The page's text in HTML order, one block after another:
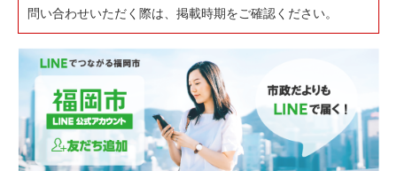
問い合わせいただく際は、掲載時期をご確認ください。